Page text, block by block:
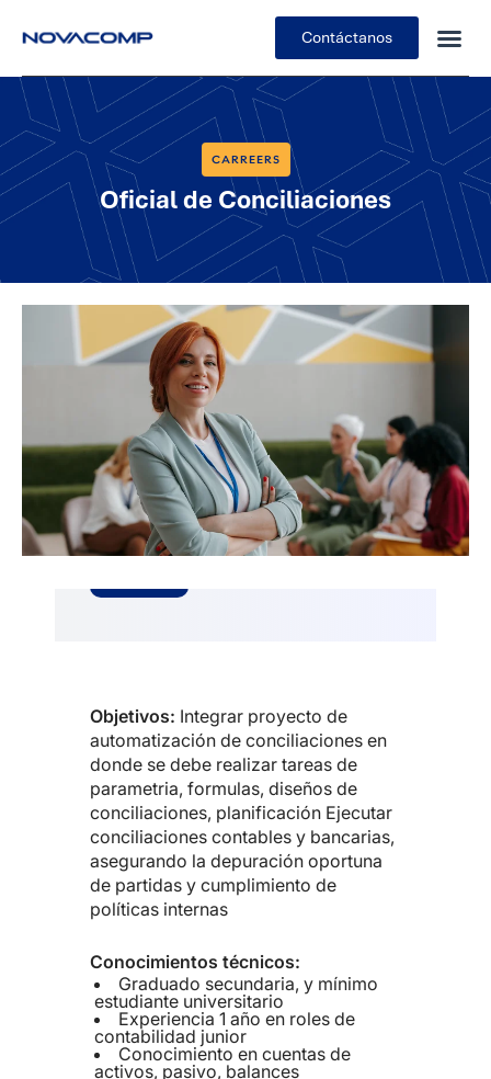
Contáctanos
CARREERS
Oficial de Conciliaciones